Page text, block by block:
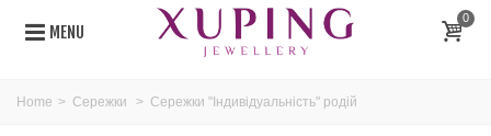
MENU
0
Home > Сережки > Сережки "Індивідуальність" родій